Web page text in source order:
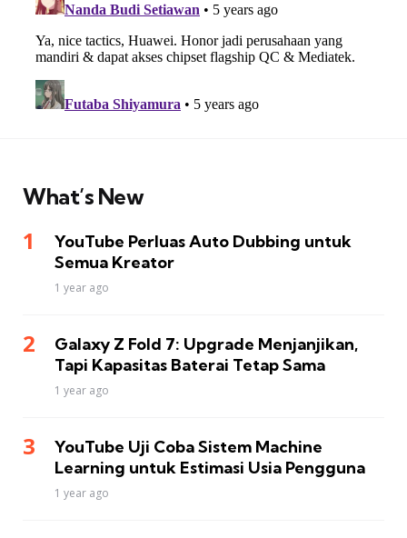
What’s New
YouTube Perluas Auto Dubbing untuk
Semua Kreator
1 year ago
Galaxy Z Fold 7: Upgrade Menjanjikan,
Tapi Kapasitas Baterai Tetap Sama
1 year ago
YouTube Uji Coba Sistem Machine
Learning untuk Estimasi Usia Pengguna
1 year ago